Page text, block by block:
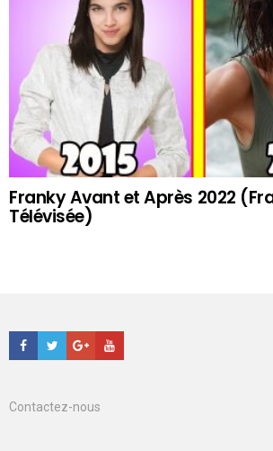
Franky Avant et Après 2022
Télévisée)
Facebook
TwitterGoogle+Youtube
Contactez-nous